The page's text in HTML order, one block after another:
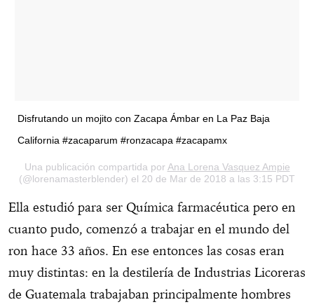
Disfrutando un mojito con Zacapa Ámbar en La Paz Baja
California #zacaparum #ronzacapa #zacapamx
Una publicación compartida por Ana Lorena Vasquez Ampie
(@lorenamasterblender) el 20 de Mar de 2018 a las 3:15 PDT
Ella estudió para ser Química farmacéutica pero en
cuanto pudo, comenzó a trabajar en el mundo del
ron hace 33 años. En ese entonces las cosas eran
muy distintas: en la destilería de Industrias Licoreras
de Guatemala trabajaban principalmente hombres